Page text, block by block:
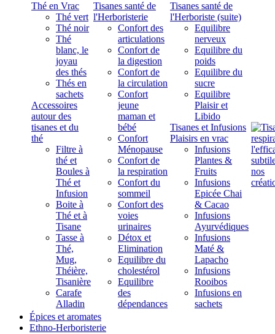
Thé en Vrac
Thé vert
Thé noir
Thé
blanc, le
joyau
des thés
Thés en
sachets
Accessoires
autour des
tisanes et du
thé
Filtre à
thé et
Boules à
Thé et
Infusion
Boite à
Thé et à
Tisane
Tasse à
Thé,
Mug,
Théière,
Tisanière
Carafe
Alladin
Tisanes santé de
l'Herboristerie
Confort des
articulations
Confort de
la digestion
Confort de
la circulation
Confort
jeune
maman et
bébé
Confort
Ménopause
Confort de
la respiration
Confort du
sommeil
Confort des
voies
urinaires
Détox et
Elimination
Equilibre du
cholestérol
Equilibre
des
dépendances
Tisanes santé de
l'Herboriste (suite)
Equilibre
nerveux
Equilibre du
poids
Equilibre du
sucre
Equilibre
Plaisir et
Libido
Tisanes et Infusions
Plaisirs en vrac
Infusions
Plantes &
Fruits
Infusions
Epicée Chai
& Cacao
Infusions
Ayurvédiques
Infusions
Maté &
Lapacho
Infusions
Rooibos
Infusions en
sachets
Épices et aromates
Ethno-Herboristerie